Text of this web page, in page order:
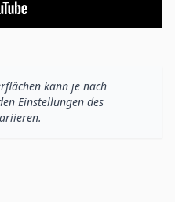
kann je nach
Einstellungen des